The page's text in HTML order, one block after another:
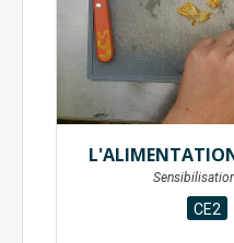
CE2